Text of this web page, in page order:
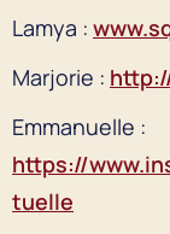
Lamya :
Marjorie :
Emmanuelle :
https://
tuelle